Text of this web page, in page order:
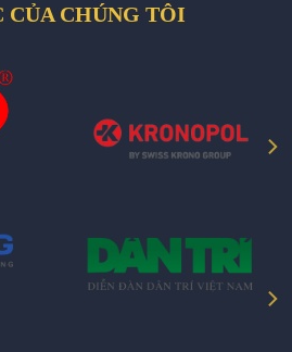
CỦA CHÚNG TÔI